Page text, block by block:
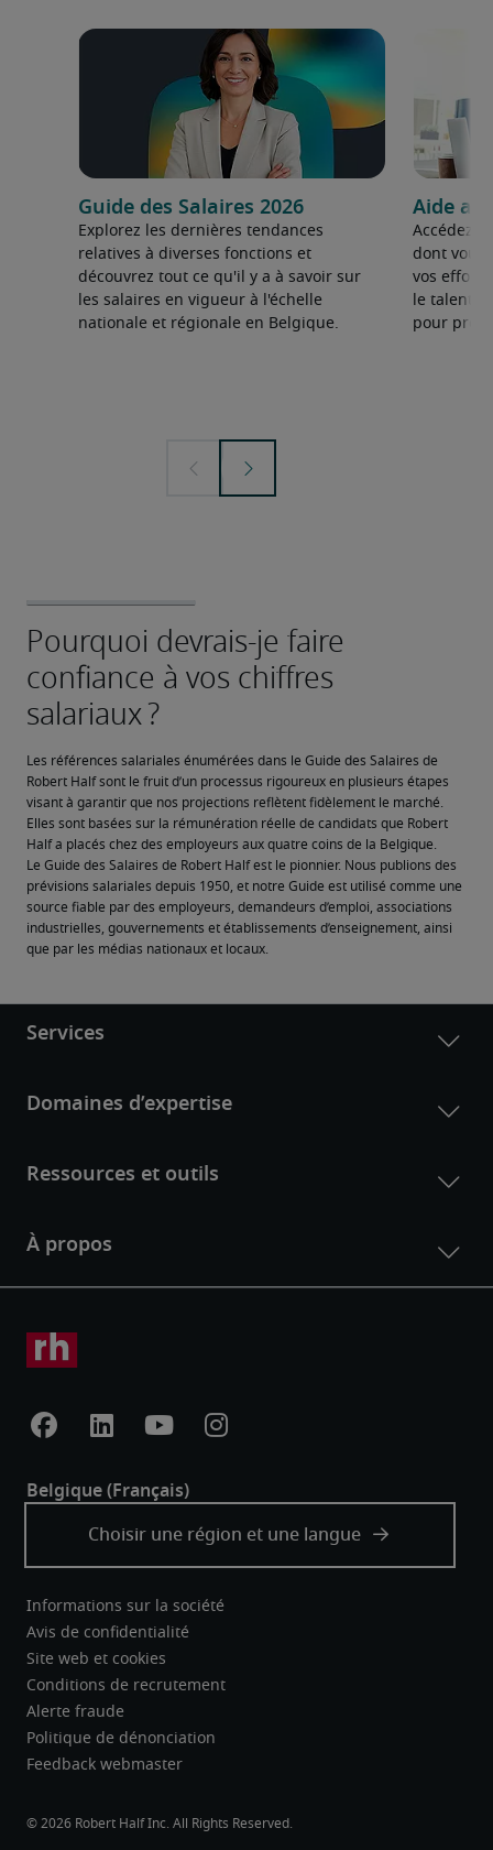
Guide des Salaires 2026
Explorez les dernières tendances
relatives à diverses fonctions et
découvrez tout ce qu'il y a à savoir sur
les salaires en vigueur à l'échelle
nationale et régionale en Belgique.
Aide au
Accédez
dont vous
vos
le talent
pour
Les références salariales énumérées dans le Guide des Salaires de
Robert Half sont le fruit d’un processus rigoureux en plusieurs étapes
visant à garantir que nos projections reflètent fidèlement le marché.
Elles sont basées sur la rémunération réelle de candidats que Robert
Half a placés chez des employeurs aux quatre coins de la Belgique.
Le Guide des Salaires de Robert Half est le pionnier. Nous publions des
prévisions salariales depuis 1950, et notre Guide est utilisé comme une
source fiable par des employeurs, demandeurs d’emploi, associations
industrielles, gouvernements et établissements d’enseignement, ainsi
que par les médias nationaux et locaux.
Informations sur la société
Avis de confidentialité
Site web et cookies
Conditions de recrutement
Alerte fraude
Politique de dénonciation
Feedback webmaster